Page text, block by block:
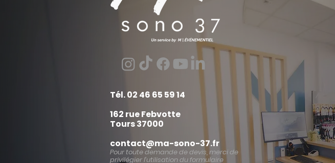
Tél. 02 46 65 59 14
162 rue Febvotte
Tours 37000
contact@ma-sono-37.fr
Pour toute demande de devis, merci de
privilégier l’utilisation du formulaire